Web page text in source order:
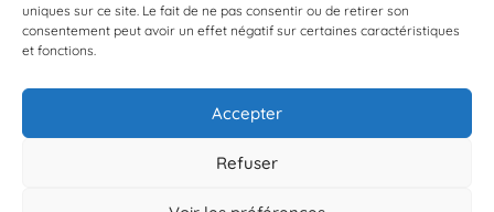
uniques sur ce site. Le fait de ne pas consentir ou de retirer son
consentement peut avoir un effet négatif sur certaines caractéristiques
et fonctions.
Accepter
Refuser
À propos de BioLit
Vos données d'observation
Ressources
Résultats du programme
Contacts